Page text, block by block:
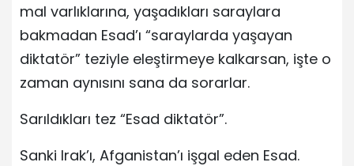
mal varlıklarına, yaşadıkları saraylara
bakmadan Esad’ı “saraylarda yaşayan
diktatör” teziyle eleştirmeye kalkarsan, işte o
zaman aynısını sana da sorarlar.
Sarıldıkları tez “Esad diktatör”.
Sanki Irak’ı, Afganistan’ı işgal eden Esad.